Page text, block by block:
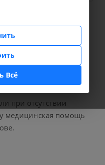
исследование
, код услуги (НМУ)
у которых есть
оказывается по
при отсутствии
медицинская помощь
Всё